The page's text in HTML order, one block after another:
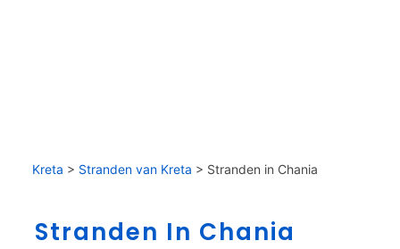
Kreta > Stranden van Kreta > Stranden in Chania
Stranden In Chania